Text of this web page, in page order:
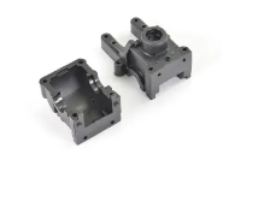
VANTAGE/CARNAGE/OUTLAW/
STEERING
KNUCKLE